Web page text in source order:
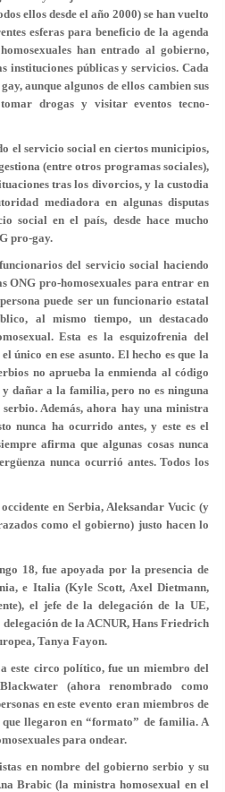
ellos desde el año 2000) se han vuelto
esferas para beneficio de la agenda
han entrado al gobierno,
instituciones públicas y servicios. Cada
aunque algunos de ellos cambien sus
drogas y visitar eventos tecno-
el servicio social en ciertos municipios,
(entre otros programas sociales),
tras los divorcios, y la custodia
mediadora en algunas disputas
social en el país, desde hace mucho
pro-gay.
del servicio social haciendo
ONG pro-homosexuales para entrar en
puede ser un funcionario estatal
al mismo tiempo, un destacado
Esta es la esquizofrenia del
único en ese asunto. El hecho es que la
no aprueba la enmienda al código
dañar a la familia, pero no es ninguna
Además, ahora hay una ministra
nunca ha ocurrido antes, y este es el
afirma que algunas cosas nunca
nunca ocurrió antes. Todos los
en Serbia, Aleksandar Vucic (y
como el gobierno) justo hacen lo
18, fue apoyada por la presencia de
e Italia (Kyle Scott, Axel Dietmann,
el jefe de la delegación de la UE,
de la ACNUR, Hans Friedrich
Tanya Fayon.
a este circo político, fue un miembro del
(ahora renombrado como
en este evento eran miembros de
llegaron en “formato” de familia. A
para ondear.
en nombre del gobierno serbio y su
Brabic (la ministra homosexual en el